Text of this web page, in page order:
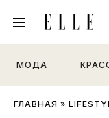
МОДА
ГЛАВНАЯ »